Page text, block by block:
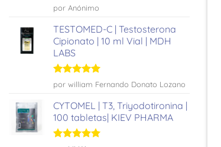
Valorado
con
5
por Anónimo
TESTOMED-C | Testosterona
Cipionato | 10 ml Vial | MDH
LABS
Valorado
con
por william Fernando Donato Lozano
CYTOMEL | T3, Triyodotironina |
100 tabletas| KIEV PHARMA